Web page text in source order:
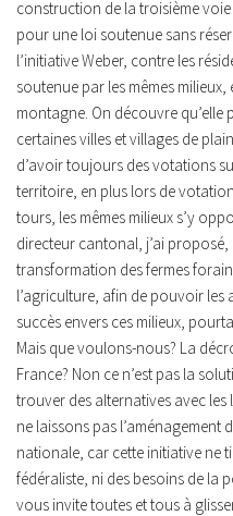
construction de la troisième
pour une loi soutenue sans
l’initiative Weber, contre les
soutenue par les mêmes
montagne. On découvre
certaines villes et villages de
d’avoir toujours des votations
territoire, en plus lors de
tours, les mêmes milieux s’y
directeur cantonal, j’ai
transformation des fermes
l’agriculture, afin de pouvoir les
succès envers ces milieux,
Mais que voulons-nous? La
France? Non ce n’est pas la
trouver des alternatives avec
ne laissons pas
nationale, car cette initiative ne
fédéraliste, ni des besoins de la
vous invite toutes et tous à